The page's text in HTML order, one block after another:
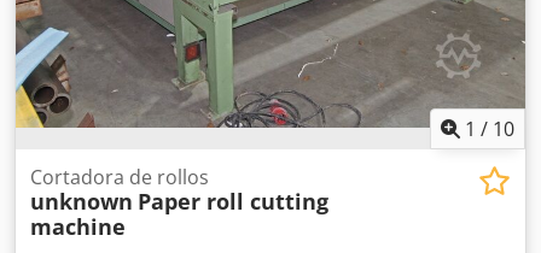
funcionamiento: aproximadamente 9850 h. Se dispone de
la documentación correspondiente. Es posible realizar una
visita in situ. Codjzhnupepfx Aaxerf
1 / 10
Cortadora de rollos
unknown Paper roll cutting
machine